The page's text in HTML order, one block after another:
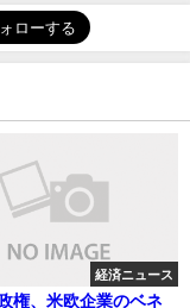
経済ニュース
権、米欧企業のベネ